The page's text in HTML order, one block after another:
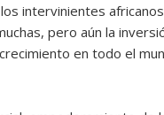
intervinientes
pero aún la
en todo el